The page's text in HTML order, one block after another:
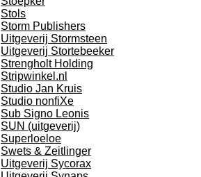
Stols
Storm Publishers
Uitgeverij Stormsteen
Uitgeverij Stortebeeker
Strengholt Holding
Stripwinkel.nl
Studio Jan Kruis
Studio nonfiXe
Sub Signo Leonis
SUN (uitgeverij)
Superloeloe
Swets & Zeitlinger
Uitgeverij Sycorax